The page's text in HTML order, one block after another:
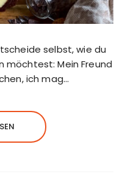
selbst, wie du
möchtest: Mein Freund
ich mag…